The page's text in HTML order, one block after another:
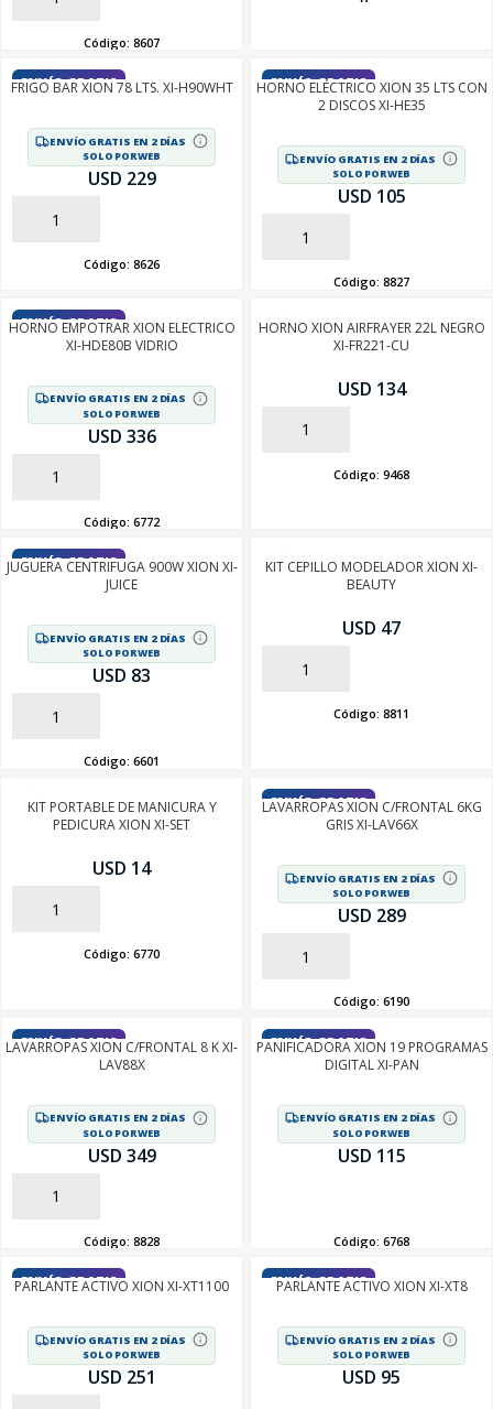
Código: 8607
ENVÍO GRATIS
FRIGO BAR XION 78 LTS. XI-H90WHT
ENVÍO GRATIS EN 2 DÍAS
SOLO POR WEB
USD 229
AÑADIR
Código: 8626
ENVÍO GRATIS
HORNO ELÉCTRICO XION 35 LTS CON
2 DISCOS XI-HE35
ENVÍO GRATIS EN 2 DÍAS
SOLO POR WEB
USD 105
AÑADIR
Código: 8827
ENVÍO GRATIS
HORNO EMPOTRAR XION ELECTRICO
XI-HDE80B VIDRIO
ENVÍO GRATIS EN 2 DÍAS
SOLO POR WEB
USD 336
AÑADIR
Código: 6772
HORNO XION AIRFRAYER 22L NEGRO
XI-FR221-CU
USD 134
AÑADIR
Código: 9468
ENVÍO GRATIS
JUGUERA CENTRIFUGA 900W XION XI-
JUICE
ENVÍO GRATIS EN 2 DÍAS
SOLO POR WEB
USD 83
AÑADIR
Código: 6601
KIT CEPILLO MODELADOR XION XI-
BEAUTY
USD 47
AÑADIR
Código: 8811
KIT PORTABLE DE MANICURA Y
PEDICURA XION XI-SET
USD 14
AÑADIR
Código: 6770
ENVÍO GRATIS
LAVARROPAS XION C/FRONTAL 6KG
GRIS XI-LAV66X
ENVÍO GRATIS EN 2 DÍAS
SOLO POR WEB
USD 289
AÑADIR
Código: 6190
ENVÍO GRATIS
LAVARROPAS XION C/FRONTAL 8 K XI-
LAV88X
ENVÍO GRATIS EN 2 DÍAS
SOLO POR WEB
USD 349
AÑADIR
Código: 8828
ENVÍO GRATIS
PANIFICADORA XION 19 PROGRAMAS
DIGITAL XI-PAN
ENVÍO GRATIS EN 2 DÍAS
SOLO POR WEB
USD 115
Código: 6768
ENVÍO GRATIS
PARLANTE ACTIVO XION XI-XT1100
ENVÍO GRATIS EN 2 DÍAS
SOLO POR WEB
USD 251
ENVÍO GRATIS
PARLANTE ACTIVO XION XI-XT8
ENVÍO GRATIS EN 2 DÍAS
SOLO POR WEB
USD 95
FINALIZÁ TU COMPRA